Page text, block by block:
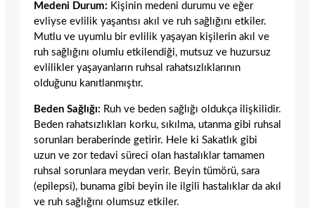
Medeni Durum: Kişinin medeni durumu ve eğer
evliyse evlilik yaşantısı akıl ve ruh sağlığını etkiler.
Mutlu ve uyumlu bir evlilik yaşayan kişilerin akıl ve
ruh sağlığını olumlu etkilendiği, mutsuz ve huzursuz
evlilikler yaşayanların ruhsal rahatsızlıklarının
olduğunu kanıtlanmıştır.
Beden Sağlığı: Ruh ve beden sağlığı oldukça ilişkilidir.
Beden rahatsızlıkları korku, sıkılma, utanma gibi ruhsal
sorunları beraberinde getirir. Hele ki Sakatlık gibi
uzun ve zor tedavi süreci olan hastalıklar tamamen
ruhsal sorunlara meydan verir. Beyin tümörü, sara
(epilepsi), bunama gibi beyin ile ilgili hastalıklar da akıl
ve ruh sağlığını olumsuz etkiler.